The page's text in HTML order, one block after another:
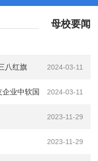
母校要闻
2024-03-11
八红旗
2024-03-11
业中软国
2023-11-29
2023-11-29